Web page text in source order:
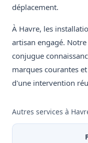
déplacement.
À Havre, les
artisan engagé. Notre
conjugue
marques courantes
d'une intervention
Autres services à